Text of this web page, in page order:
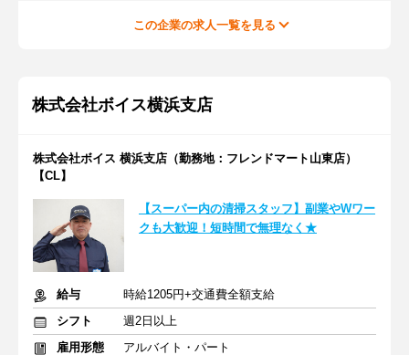
この企業の求人一覧を見る
株式会社ボイス横浜支店
株式会社ボイス 横浜支店（勤務地：フレンドマート山東店）
【CL】
【スーパー内の清掃スタッフ】副業やWワー
クも大歓迎！短時間で無理なく★
給与
時給1205円+交通費全額支給
シフト
週2日以上
雇用形態
アルバイト・パート